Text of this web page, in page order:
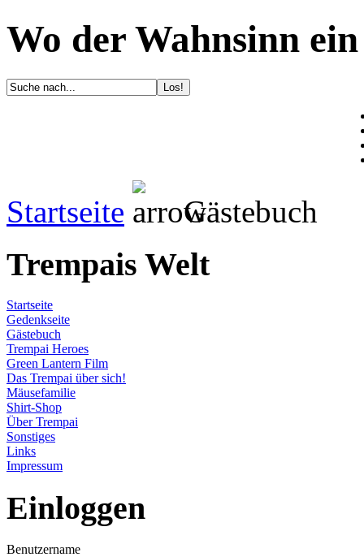
Wo der Wahnsinn
Startseite Gästebuch
Trempais Welt
Startseite
Gedenkseite
Gästebuch
Trempai Heroes
Green Lantern Film
Das Trempai über sich!
Mäusefamilie
Shirt-Shop
Über Trempai
Sonstiges
Links
Impressum
Einloggen
Benutzername